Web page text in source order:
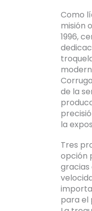
Como
misión
1996,
de la
la
Tres
opción
gracias
para el